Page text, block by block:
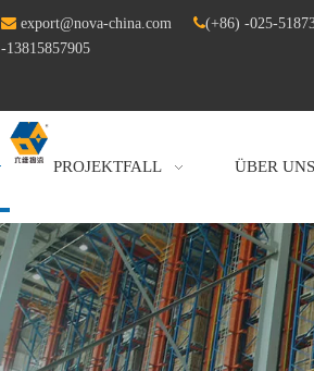
 export@nova-china.com (+86) -025-
-13815857905
PROJEKTFALL ÜBER UNS